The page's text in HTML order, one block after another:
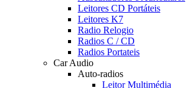
Leitores CD Portáteis
Leitores K7
Radio Relogio
Radios C / CD
Radios Portateis
Car Audio
Auto-radios
Leitor Multimédia